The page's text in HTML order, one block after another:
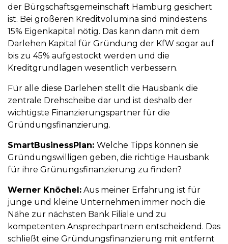
der Bürgschaftsgemeinschaft Hamburg gesichert
ist. Bei größeren Kreditvolumina sind mindestens
15% Eigenkapital nötig. Das kann dann mit dem
Darlehen Kapital für Gründung der KfW sogar auf
bis zu 45% aufgestockt werden und die
Kreditgrundlagen wesentlich verbessern.
Für alle diese Darlehen stellt die Hausbank die
zentrale Drehscheibe dar und ist deshalb der
wichtigste Finanzierungspartner für die
Gründungsfinanzierung.
SmartBusinessPlan: Welche Tipps können sie
Gründungswilligen geben, die richtige Hausbank
für ihre Grünungsfinanzierung zu finden?
Werner Knöchel: Aus meiner Erfahrung ist für
junge und kleine Unternehmen immer noch die
Nähe zur nächsten Bank Filiale und zu
kompetenten Ansprechpartnern entscheidend. Das
schließt eine Gründungsfinanzierung mit entfernt